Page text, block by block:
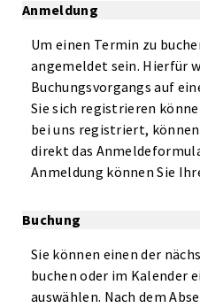
Anmeldung
Um einen Termin zu
angemeldet sein. Hierfür
Buchungsvorgangs auf
Sie sich registrieren
bei uns registriert, können
direkt das
Anmeldung können Sie
Buchung
Sie können einen der
buchen oder im Kalender
auswählen. Nach dem